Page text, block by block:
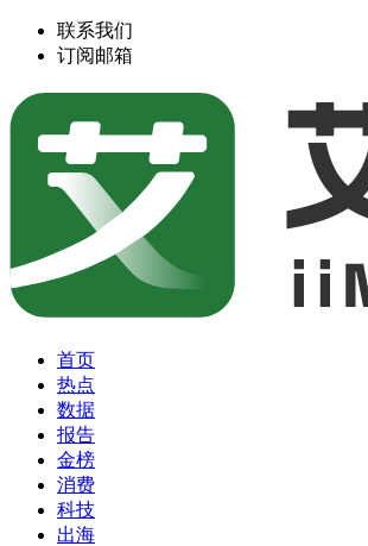
联系我们
订阅邮箱
首页
热点
数据
报告
金榜
消费
科技
出海